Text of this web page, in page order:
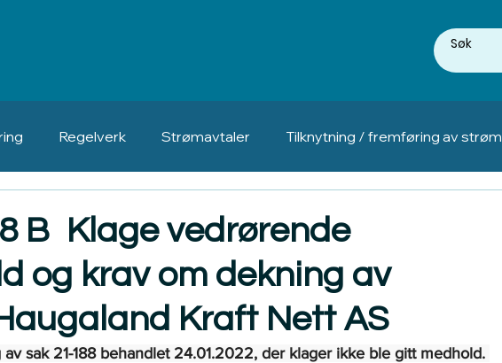
Regelverk Strømavtaler Tilknytning / fremføring av strøm
B Klage vedrørende
og krav om dekning av
Kraft Nett AS
av sak 21-188 behandlet 24.01.2022, der klager ikke ble gitt medhold.